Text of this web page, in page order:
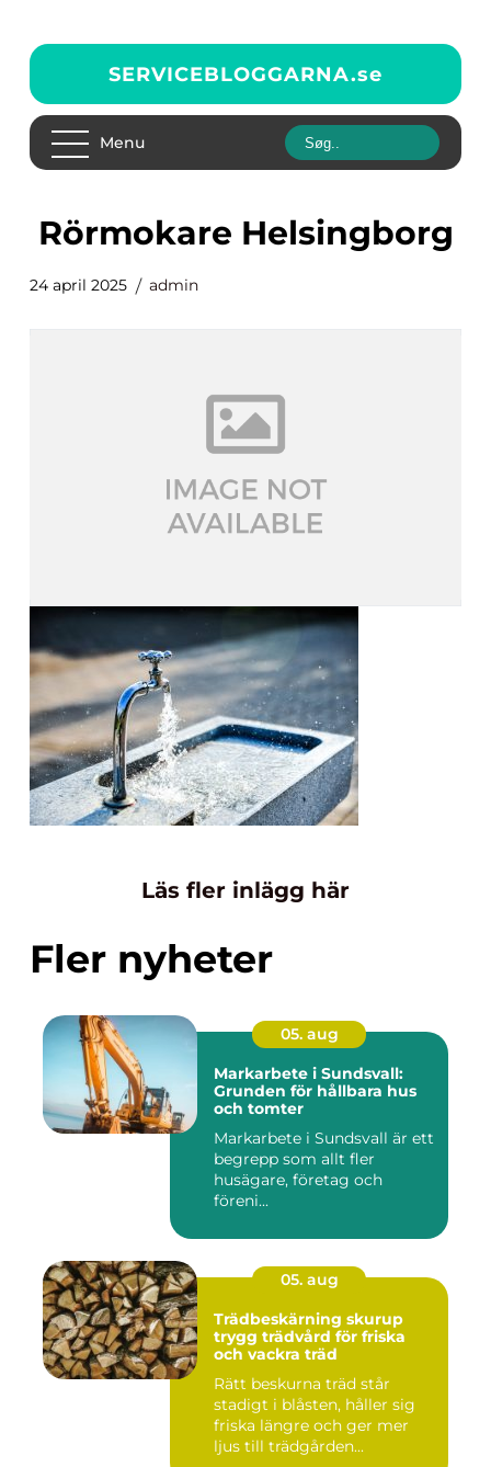
SERVICEBLOGGARNA.se
Menu
rörmokare Helsingborg
24 april 2025 admin
Läs fler inlägg här
Fler nyheter
05. aug
Markarbete i Sundsvall:
Grunden för hållbara hus
och tomter
Markarbete i Sundsvall är ett
begrepp som allt fler
husägare, företag och
föreni...
05. aug
Trädbeskärning skurup
trygg trädvård för friska
och vackra träd
Rätt beskurna träd står
stadigt i blåsten, håller sig
friska längre och ger mer
ljus till trädgården...